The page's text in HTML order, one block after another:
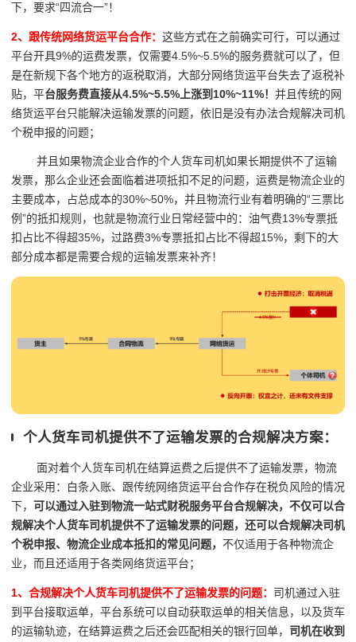
下，要求“四流合一”！
2、跟传统网络货运平台合作： 这些方式在之前确实可行，可以通过
平台开具9%的运费发票，仅需要4.5%~5.5%的服务费就可以了，但
是在新规下各个地方的返税取消，大部分网络货运平台失去了返税补
贴，平台服务费直接从4.5%~5.5%上涨到10%~11%！ 并且传统的网
络货运平台只能解决运输发票的问题，依旧是没有办法合规解决司机
个税申报的问题；
并且如果物流企业合作的个人货车司机如果长期提供不了运输
发票，那么企业还会面临着进项抵扣不足的问题，运费是物流企业的
主要成本，占总成本的30%~50%，并且物流行业有着明确的“三票比
例”的抵扣规则，也就是物流行业日常经营中的：油气费13%专票抵
扣占比不得超35%，过路费3%专票抵扣占比不得超15%，剩下的大
部分成本都是需要合规的运输发票来补齐！
个人货车司机提供不了运输发票的合规解决方案：
面对着个人货车司机在结算运费之后提供不了运输发票，物流
企业采用：白条入账、跟传统网络货运平台合作存在税负风险的情况
下， 可以通过入驻到物流一站式财税服务平台合规解决，不仅可以合
规解决个人货车司机提供不了运输发票的问题，还可以合规解决司机
个税申报、物流企业成本抵扣的常见问题， 不仅适用于各种物流企
业，而且还适用于各类网络货运平台；
1、合规解决个人货车司机提供不了运输发票的问题： 司机通过入驻
到平台接取运单，平台系统可以自动获取运单的相关信息，以及货车
的运输轨迹，在结算运费之后还会匹配相关的银行回单， 司机在收到